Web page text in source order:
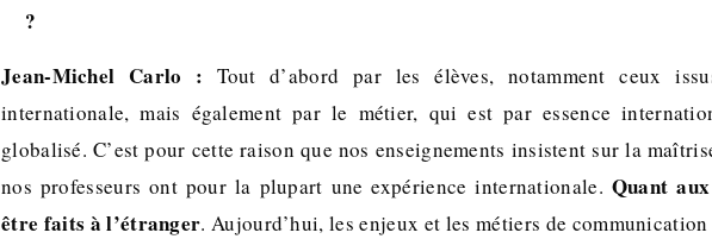
?
Jean-Michel Carlo : Tout d’abord par les élèves, notamment ceux
internationale, mais également par le métier, qui est par essence
globalisé. C’est pour cette raison que nos enseignements insistent sur la
nos professeurs ont pour la plupart une expérience internationale. Quant
être faits à l’étranger. Aujourd’hui, les enjeux et les métiers de